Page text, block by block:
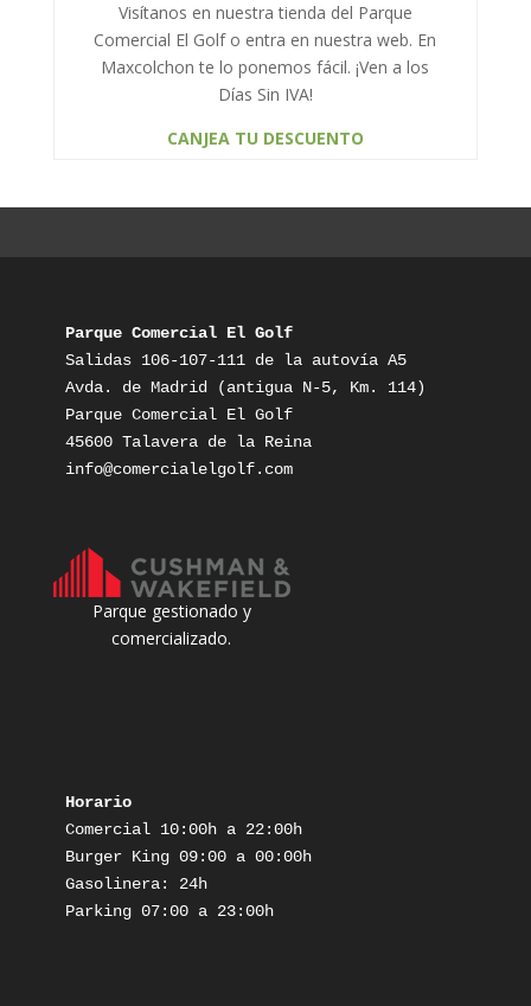
Visítanos en nuestra tienda del Parque
Comercial El Golf o entra en nuestra web. En
Maxcolchon te lo ponemos fácil. ¡Ven a los
Días Sin IVA!
CANJEA TU DESCUENTO
Parque Comercial El Golf
Salidas 106-107-111 de la autovía A5
Avda. de Madrid (antigua N-5, Km. 114)
Parque Comercial El Golf
45600 Talavera de la Reina
info@comercialelgolf.com
Parque gestionado y
comercializado.
Horario
Comercial 10:00h a 22:00h
Burger King 09:00 a 00:00h
Gasolinera: 24h
Parking 07:00 a 23:00h